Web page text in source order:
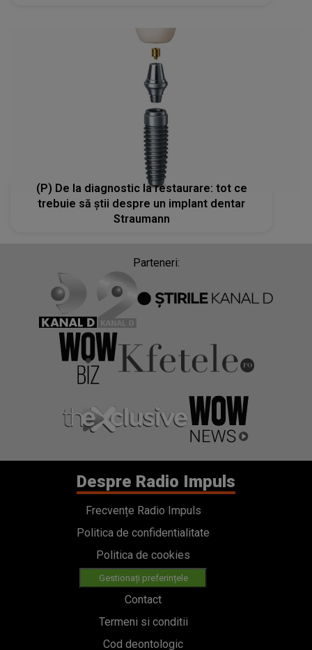
(P) De la diagnostic la restaurare: tot ce
trebuie să știi despre un implant dentar
Straumann
Parteneri:
Despre Radio Impuls
Frecvențe Radio Impuls
Politica de confidentialitate
Politica de cookies
Gestionați preferințele
Contact
Termeni si conditii
Cod deontologic